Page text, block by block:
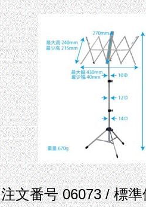
注文番号 06073 / 標